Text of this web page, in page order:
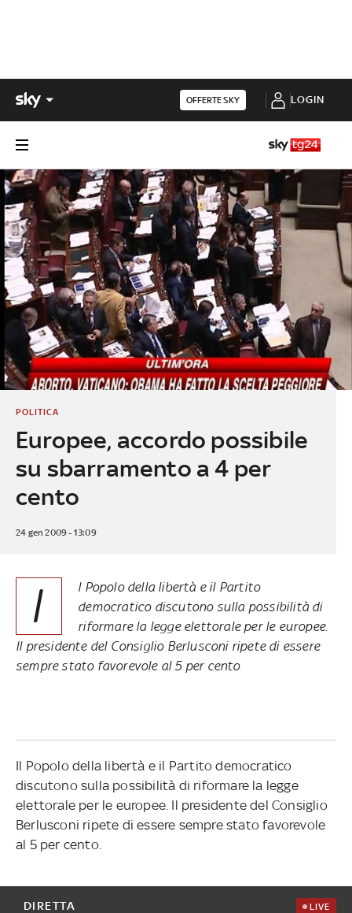
OFFERTE SKY LOGIN
Europee, accordo possibile
su sbarramento a 4 per
cento
POLITICA
24 gen 2009 - 13:09
I
l Popolo della libertà e il Partito
democratico discutono sulla possibilità di
riformare la legge elettorale per le europee.
Il presidente del Consiglio Berlusconi ripete di essere
sempre stato favorevole al 5 per cento
Il Popolo della libertà e il Partito democratico
discutono sulla possibilità di riformare la legge
elettorale per le europee. Il presidente del Consiglio
Berlusconi ripete di essere sempre stato favorevole
al 5 per cento.
DIRETTA LIVE